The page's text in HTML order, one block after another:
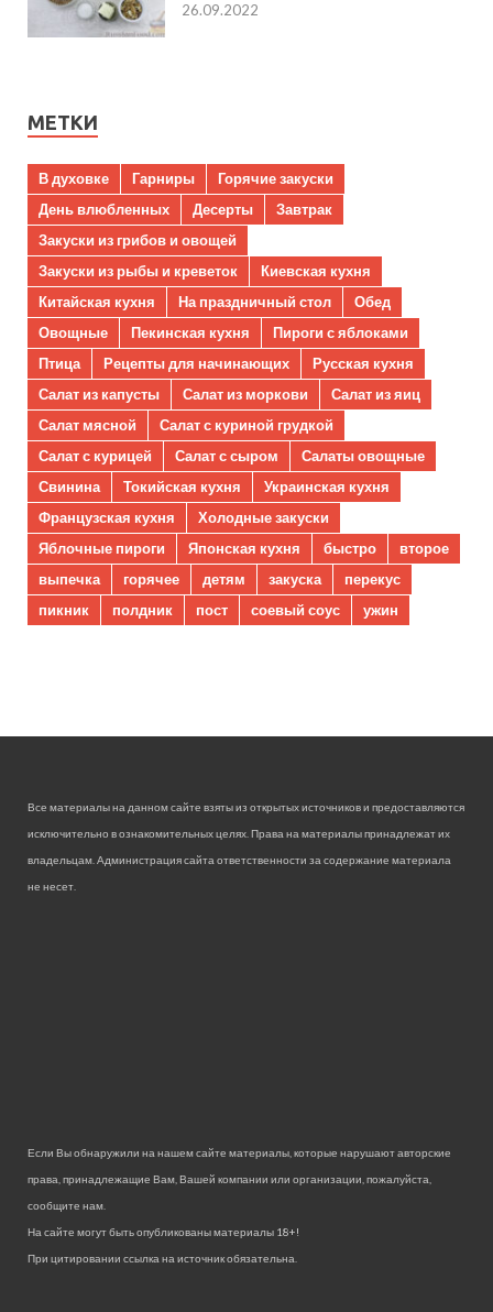
26.09.2022
МЕТКИ
В духовке Гарниры
Горячие закуски
День влюбленных
Десерты
Завтрак
Закуски из грибов и овощей
Закуски из рыбы и креветок
Киевская кухня
Китайская кухня
На праздничный стол
Обед
Овощные
Пекинская кухня
Пироги с яблоками
Птица
Рецепты для начинающих
Русская кухня
Салат из капусты
Салат из моркови
Салат из яиц
Салат мясной
Салат с куриной грудкой
Салат с курицей
Салат с сыром
Салаты овощные
Свинина
Токийская кухня
Украинская кухня
Французская кухня
Холодные закуски
Яблочные пироги
Японская кухня быстро
второе
выпечка
горячее детям закуска
перекус
пикник
полдник пост соевый соус ужин
Все материалы на данном сайте взяты из открытых источников и предоставляются
исключительно в ознакомительных целях. Права на материалы принадлежат их
владельцам. Администрация сайта ответственности за содержание материала
не несет.
Если Вы обнаружили на нашем сайте материалы, которые нарушают авторские
права, принадлежащие Вам, Вашей компании или организации, пожалуйста,
сообщите нам.
На сайте могут быть опубликованы материалы 18+!
При цитировании ссылка на источник обязательна.